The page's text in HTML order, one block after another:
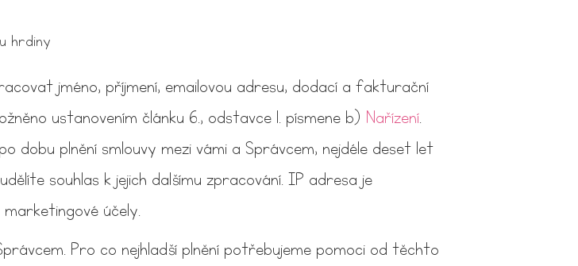
hrdiny
jméno, příjmení, emailovou adresu, dodací a fakturační
ustanovením článku 6., odstavce 1. písmene b) Nařízení.
dobu plnění smlouvy mezi vámi a Správcem, nejdéle deset let
souhlas k jejich dalšímu zpracování. IP adresa je
účely.
Pro co nejhladší plnění potřebujeme pomoci od těchto